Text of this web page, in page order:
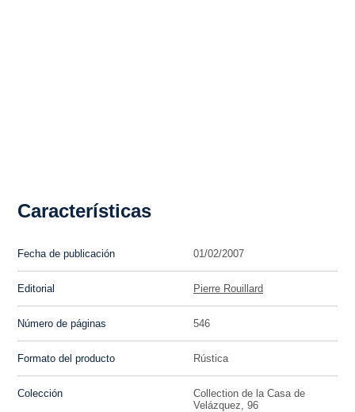
Características
Fecha de publicación 01/02/2007
Editorial Pierre Rouillard
Número de páginas 546
Formato del producto Rústica
Colección
Collection de la Casa de
Velázquez, 96